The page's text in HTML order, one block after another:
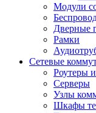
Модули
Дверные
Рамки
Сетевые
Роутеры
Серверы
Узлы
Шкафы